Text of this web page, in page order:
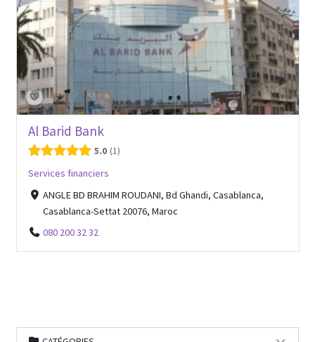
Al Barid Bank
5.0 1
Services financiers
ANGLE BD BRAHIM ROUDANI, Bd Ghandi, Casablanca,
Casablanca-Settat 20076, Maroc
080 200 32 32